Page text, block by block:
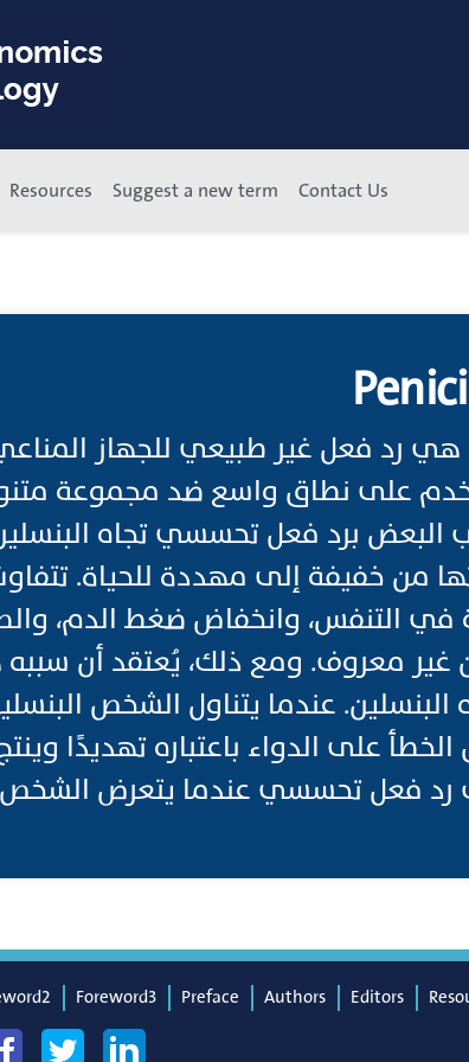
Resources Suggest a new term Contact Us
رد فعل غير طبيعي للجهاز
على نطاق واسع ضد مجموعة متنوعة
البعض برد فعل تحسسي تجاه
من خفيفة إلى مهددة للحياة.
التنفس، وانخفاض ضغط الدم،
غير معروف. ومع ذلك، يُعتقد أن
البنسلين. عندما يتناول الشخص
على الدواء باعتباره تهديدًا
رد فعل تحسسي عندما يتعرض الشخص
Foreword3 Preface Authors Editors